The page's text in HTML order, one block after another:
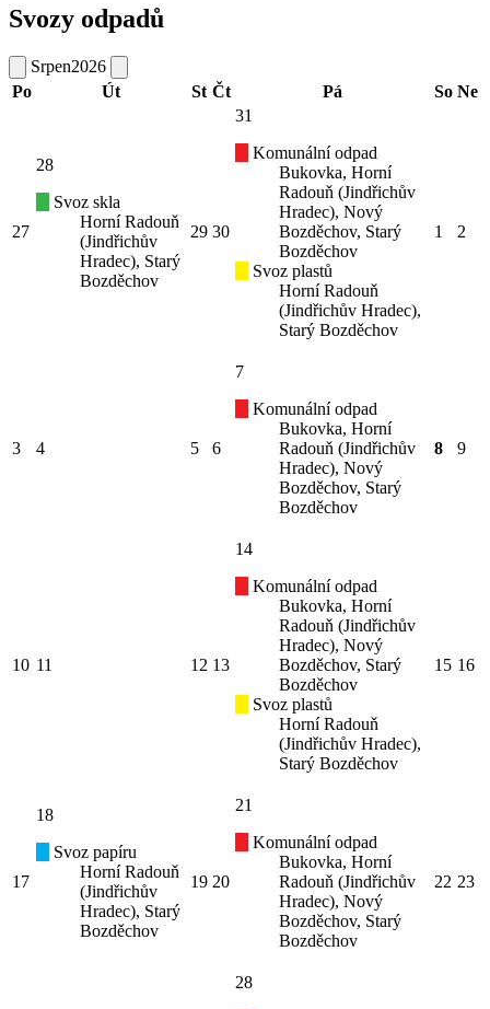
Svozy odpadů
Srpen2026
Po
Út St Čt Pá So Ne
27
28
Svoz skla
Horní Radouň
(Jindřichův
Hradec), Starý
Bozděchov
29 30
31
Komunální odpad
Bukovka, Horní
Radouň (Jindřichův
Hradec), Nový
Bozděchov, Starý
Bozděchov
Svoz plastů
Horní Radouň
(Jindřichův Hradec),
Starý Bozděchov
1 2
3 4 5 6
7
Komunální odpad
Bukovka, Horní
Radouň (Jindřichův
Hradec), Nový
Bozděchov, Starý
Bozděchov
8 9
10 11 12 13
14
Komunální odpad
Bukovka, Horní
Radouň (Jindřichův
Hradec), Nový
Bozděchov, Starý
Bozděchov
Svoz plastů
Horní Radouň
(Jindřichův Hradec),
Starý Bozděchov
15 16
17
18
Svoz papíru
Horní Radouň
(Jindřichův
Hradec), Starý
Bozděchov
19 20
21
Komunální odpad
Bukovka, Horní
Radouň (Jindřichův
Hradec), Nový
Bozděchov, Starý
Bozděchov
22 23
28